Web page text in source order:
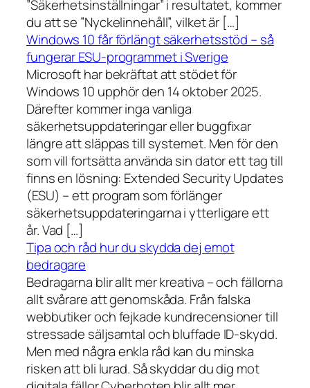
”Säkerhetsinställningar” i resultatet, kommer
du att se ”Nyckelinnehåll”, vilket är […]
Windows 10 får förlängt säkerhetsstöd – så
fungerar ESU-programmet i Sverige
Microsoft har bekräftat att stödet för
Windows 10 upphör den 14 oktober 2025.
Därefter kommer inga vanliga
säkerhetsuppdateringar eller buggfixar
längre att släppas till systemet. Men för den
som vill fortsätta använda sin dator ett tag till
finns en lösning: Extended Security Updates
(ESU) – ett program som förlänger
säkerhetsuppdateringarna i ytterligare ett
år. Vad […]
Tipa och råd hur du skydda dej emot
bedragare
Bedragarna blir allt mer kreativa – och fällorna
allt svårare att genomskåda. Från falska
webbutiker och fejkade kundrecensioner till
stressade säljsamtal och bluffade ID-skydd.
Men med några enkla råd kan du minska
risken att bli lurad. Så skyddar du dig mot